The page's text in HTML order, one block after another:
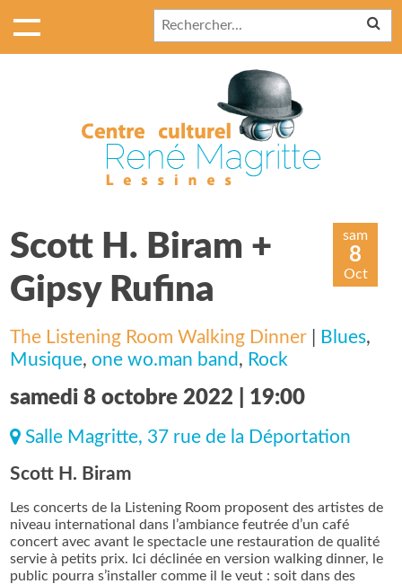
Scott H. Biram +
Gipsy Rufina
sam
8
Oct
The Listening Room Walking Dinner Blues,
Musique,one wo.man band, Rock
samedi 8 octobre 2022 | 19:00
Salle Magritte, 37 rue de la Déportation
Scott H. Biram
Les concerts de la Listening Room proposent des artistes de
niveau international dans l’ambiance feutrée d’un café
concert avec avant le spectacle une restauration de qualité
servie à petits prix. Ici déclinée en version walking dinner, le
public pourra s’installer comme il le veut : soit dans des